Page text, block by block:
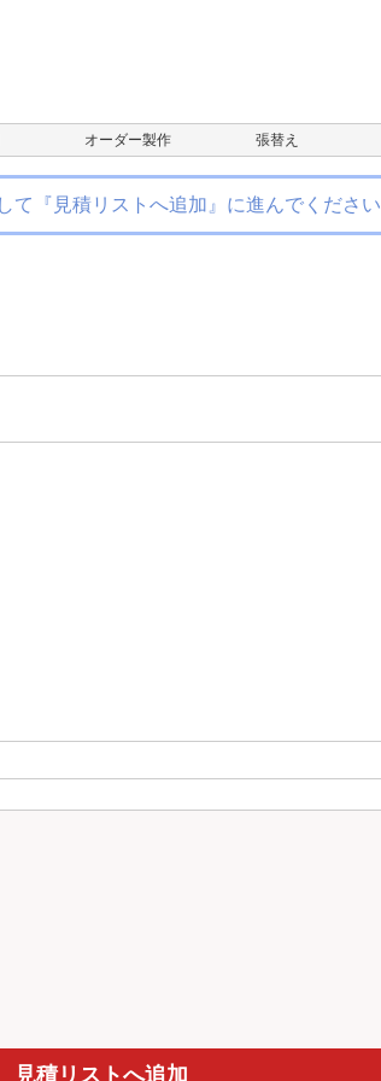
オーダー製作 張替え
て『見積リストへ追加』に進んでください